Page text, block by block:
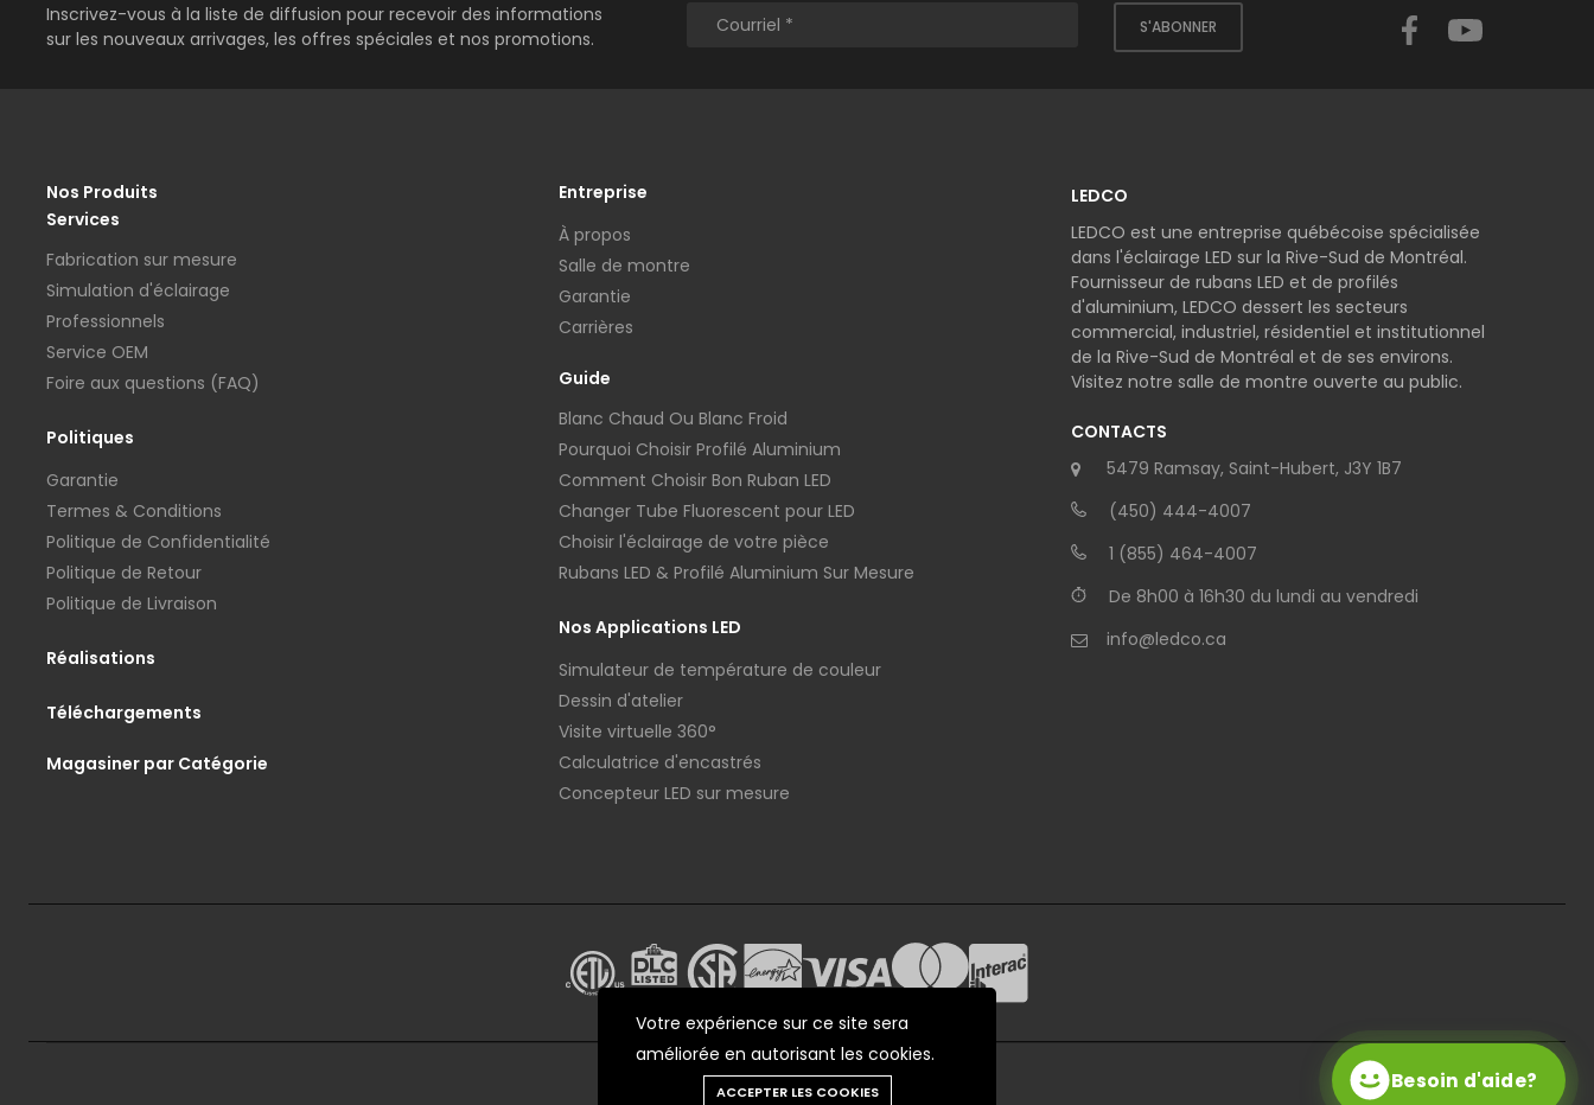
Inscrivez-vous à la liste de diffusion pour recevoir des informations
sur les nouveaux arrivages, les offres spéciales et nos promotions.
S'ABONNER
Facebook
Nos Produits
Services
Fabrication sur mesure
Simulation d'éclairage
Professionnels
Service OEM
Foire aux questions (FAQ)
Politiques
Garantie
Termes & Conditions
Politique de Confidentialité
Politique de Retour
Politique de Livraison
Réalisations
Téléchargements
Magasiner par Catégorie
Entreprise
À propos
Salle de montre
Garantie
Carrières
Guide
Blanc Chaud Ou Blanc Froid
Pourquoi Choisir Profilé Aluminium
Comment Choisir Bon Ruban LED
Changer Tube Fluorescent pour LED
Choisir l'éclairage de votre pièce
Rubans LED & Profilé Aluminium Sur Mesure
Nos Applications LED
Simulateur de température de couleur
Dessin d'atelier
Visite virtuelle 360°
Calculatrice d'encastrés
Concepteur LED sur mesure
LEDCO
LEDCO est une entreprise québécoise spécialisée
dans l'éclairage LED sur la Rive-Sud de Montréal.
Fournisseur de rubans LED et de profilés
d'aluminium, LEDCO dessert les secteurs
commercial, industriel, résidentiel et institutionnel
de la Rive-Sud de Montréal et de ses environs.
Visitez notre salle de montre ouverte au public.
CONTACTS
5479 Ramsay, Saint-Hubert, J3Y 1B7
(450) 444-4007
1 (855) 464-4007
De 8h00 à 16h30 du lundi au vendredi
info@ledco.ca
© 2012 - 2026 LEDCO.CA Tous droits réservés
Besoin d'aide?
Votre expérience sur ce site sera
améliorée en autorisant les cookies.
ACCEPTER LES COOKIES